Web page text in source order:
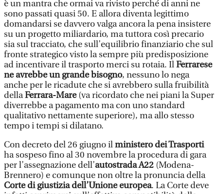
è un mantra che ormai va rivisto perché di anni ne
sono passati quasi 50. E allora diventa legittimo
domandarsi se davvero valga ancora la pena insistere
su un progetto miliardario, ma tuttora così precario
sia sul tracciato, che sull’equilibrio finanziario che sul
fronte strategico visto la sempre più predisposizione
ad incentivare il trasporto merci su rotaia. IlFerrarese
ne avrebbe un grande bisogno, nessuno lo nega
anche per le ricadute che si avrebbero sulla fruibilità
dellaFerrara-Mare(va ricordato che nei piani la Super
diverrebbe a pagamento ma con uno standard
qualitativo nettamente superiore), ma allo stesso
tempo i tempi si dilatano.
Con decreto del 26 giugno ilministero dei Trasporti
ha sospeso fino al 30 novembre la procedura di gara
per l’assegnazione dell’autostrada A22 (Modena-
Brennero) e comunque non oltre la pronuncia della
Corte di giustizia dell’Unione europea. La Corte deve